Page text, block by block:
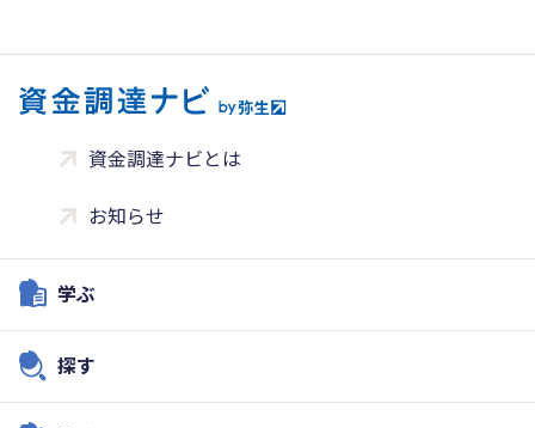
資金調達ナビとは
お知らせ
学ぶ
探す